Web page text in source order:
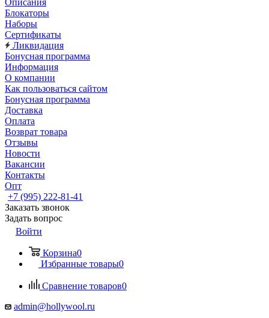
Описания
Блокаторы
Наборы
Сертификаты
Ликвидация
Бонусная программа
Информация
О компании
Как пользоваться сайтом
Бонусная программа
Доставка
Оплата
Возврат товара
Отзывы
Новости
Вакансии
Контакты
Опт
+7 (995) 222-81-41
Заказать звонок
Задать вопрос
Войти
Корзина0
Избранные товары0
Сравнение товаров0
admin@hollywool.ru